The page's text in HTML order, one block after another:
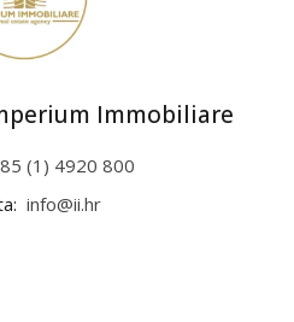
Immobiliare
(1) 4920 800
info@ii.hr